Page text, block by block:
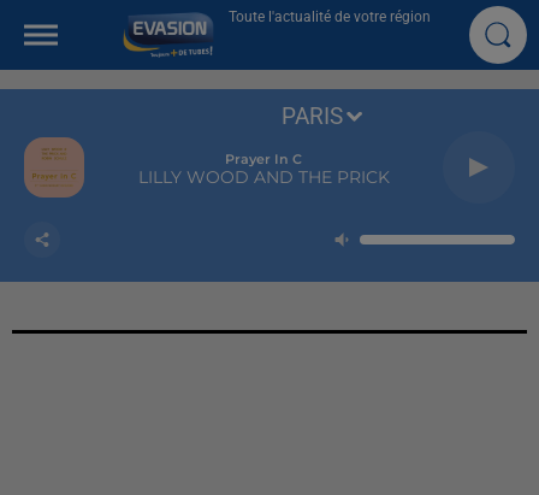
Toute l'actualité de votre région
Prayer In C
LILLY WOOD AND THE PRICK
PARIS